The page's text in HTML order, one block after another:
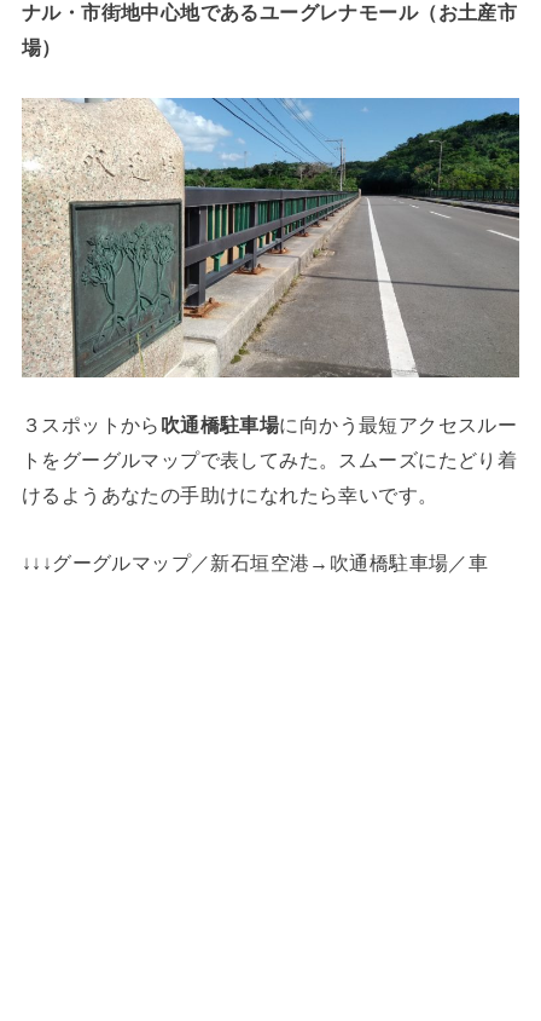
ナル・市街地中心地であるユーグレナモール（お土産市
場）
３スポットから 吹通橋駐車場に向かう最短アクセスルー
トをグーグルマップで表してみた。スムーズにたどり着
けるようあなたの手助けになれたら幸いです。
↓↓↓グーグルマップ／新石垣空港→吹通橋駐車場／車